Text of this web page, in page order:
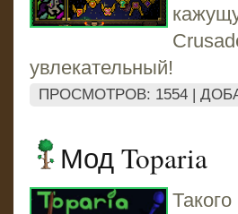
увлекательный!
ПРОСМОТРОВ: 1554 |
Мод Toparia